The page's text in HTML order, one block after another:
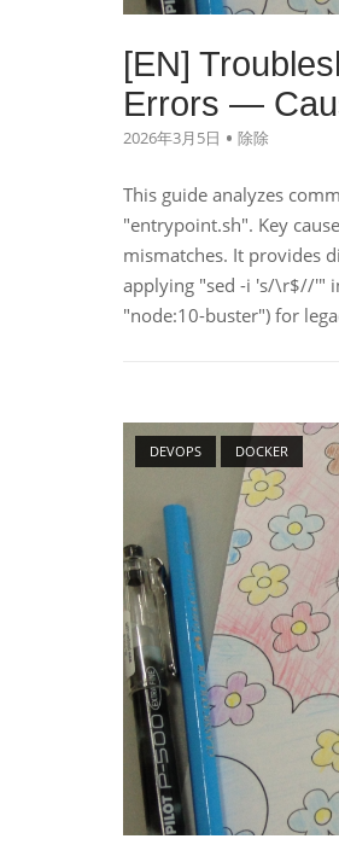
[EN]
Errors —
2026年3月5日 除除
This guide analyzes
"entrypoint.sh". Key
mismatches. It provides
applying "sed -i 's/\r$//'"
"node:10-buster") for
DEVOPS DOCKER
Open post